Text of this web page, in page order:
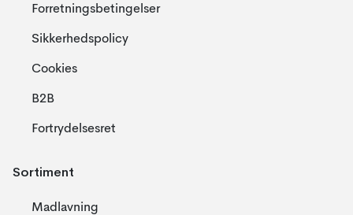
Forretningsbetingelser
Sikkerhedspolicy
Cookies
B2B
Fortrydelsesret
Sortiment
Madlavning